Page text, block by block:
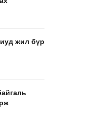
жил бүр